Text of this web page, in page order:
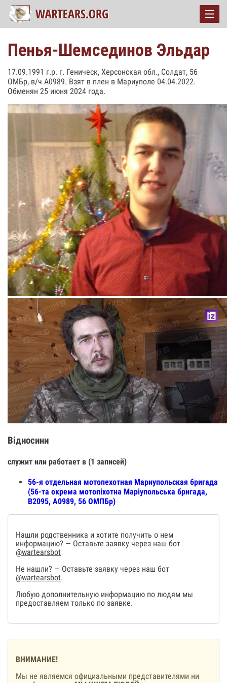
Пенья-Шемсединов Эльдар
17.09.1991 г.р. г. Геническ, Херсонская обл., Солдат, 56
ОМБр, в/ч А0989. Взят в плен в Мариуполе 04.04.2022.
Обменян 25 июня 2024 года.
Відносини
служит или работает в (1 записей)
56-я отдельная мотопехотная Мариупольская бригада
(56-та окрема мотопіхотна Маріупольська бригада,
В2095, А0989, 56 ОМПБр)
Нашли родственника и хотите получить о нем
информацию? — Оставьте заявку через наш бот
@wartearsbot
Не нашли? — Оставьте заявку через наш бот
@wartearsbot.
Любую дополнительную информацию по людям мы
предоставляем только по заявке.
ВНИМАНИЕ!
Мы не являемся официальными представителями ни